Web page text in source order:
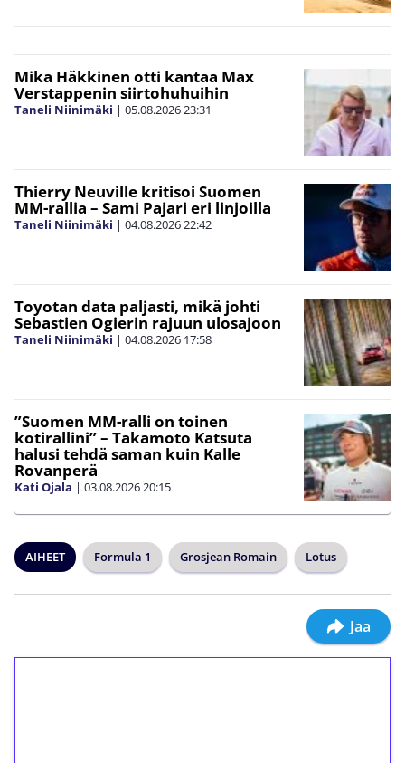
Mika Häkkinen otti kantaa Max
Verstappenin siirtohuhuihin
Taneli Niinimäki | 05.08.202623:31
Thierry Neuville kritisoi Suomen
MM-rallia – Sami Pajari eri linjoilla
Taneli Niinimäki | 04.08.202622:42
Toyotan data paljasti, mikä johti
Sebastien Ogierin rajuun ulosajoon
Taneli Niinimäki | 04.08.2026 17:58
”Suomen MM-ralli on toinen
kotirallini” – Takamoto Katsuta
halusi tehdä saman kuin Kalle
Rovanperä
Kati Ojala | 03.08.202620:15
AIHEET Formula 1 Grosjean Romain Lotus
Jaa